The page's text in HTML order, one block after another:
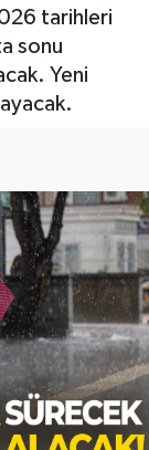
tarihleri
sonu
Yeni